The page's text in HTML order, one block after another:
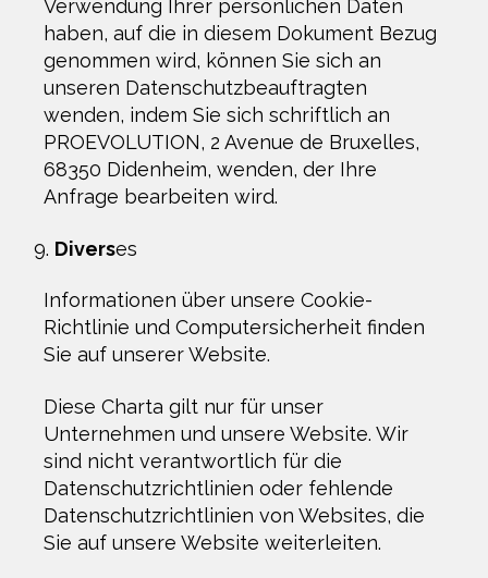
Verwendung Ihrer persönlichen Daten
haben, auf die in diesem Dokument Bezug
genommen wird, können Sie sich an
unseren Datenschutzbeauftragten
wenden, indem Sie sich schriftlich an
PROEVOLUTION, 2 Avenue de Bruxelles,
68350 Didenheim, wenden, der Ihre
Anfrage bearbeiten wird.
Diverses
Informationen über unsere Cookie-
Richtlinie und Computersicherheit finden
Sie auf unserer Website.
Diese Charta gilt nur für unser
Unternehmen und unsere Website. Wir
sind nicht verantwortlich für die
Datenschutzrichtlinien oder fehlende
Datenschutzrichtlinien von Websites, die
Sie auf unsere Website weiterleiten.